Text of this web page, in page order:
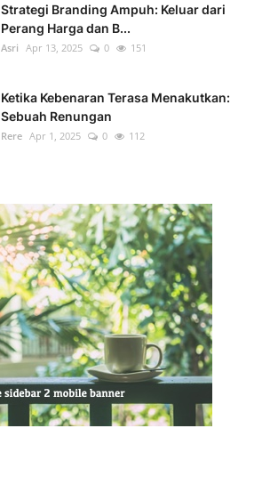
Strategi Branding Ampuh: Keluar dari
Perang Harga dan B...
Asri Apr 13, 2025 0 151
Ketika Kebenaran Terasa Menakutkan:
Sebuah Renungan
Rere Apr 1, 2025 0 112